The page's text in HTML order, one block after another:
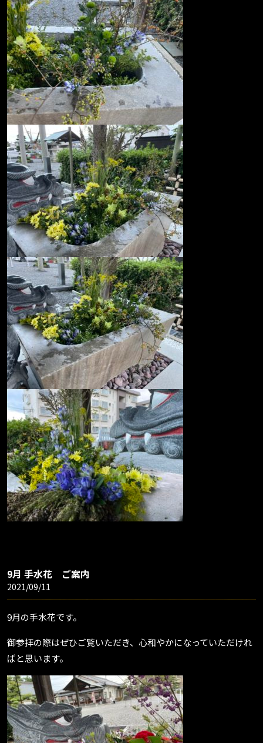
9月 手水花 ご案内
2021/09/11
9月の手水花です。
御参拝の際はぜひご覧いただき、心和やかになっていただけれ
ばと思います。